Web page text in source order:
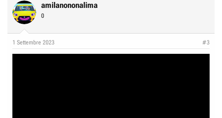
amilanononalima
0
1 Settembre 2023 #3